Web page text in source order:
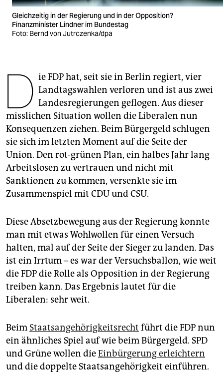
shop
fragen & hilfe
genossenschaft
epaper login
Gleichzeitig in der Regierung und in der Opposition?
Finanzminister Lindner im Bundestag
Foto: Bernd von Jutrczenka/dpa
D ie FDP hat, seit sie in Berlin regiert, vier
Landtagswahlen verloren und ist aus zwei
Landesregierungen geflogen. Aus dieser
misslichen Situation wollen die Liberalen nun
Konsequenzen ziehen. Beim Bürgergeld schlugen
sie sich im letzten Moment auf die Seite der
Union. Den rot-grünen Plan, ein halbes Jahr lang
Arbeitslosen zu vertrauen und nicht mit
Sanktionen zu kommen, versenkte sie im
Zusammenspiel mit CDU und CSU.
Diese Absetzbewegung aus der Regierung konnte
man mit etwas Wohlwollen für einen Versuch
halten, mal auf der Seite der Sieger zu landen. Das
ist ein Irrtum – es war der Versuchsballon, wie weit
die FDP die Rolle als Opposition in der Regierung
treiben kann. Das Ergebnis lautet für die
Liberalen: sehr weit.
Beim Staatsangehörigkeitsrecht führt die FDP nun
ein ähnliches Spiel auf wie beim Bürgergeld. SPD
und Grüne wollen dieEinbürgerung erleichtern
und die doppelte Staatsangehörigkeit einführen.